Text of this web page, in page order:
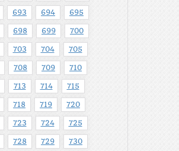
693 694 695
698 699 700
703 704 705
708 709 710
713 714 715
718 719 720
723 724 725
728 729 730